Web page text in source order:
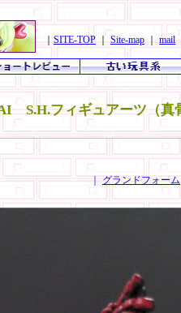
SITE-TOP Site-map mail
S.H.フィギュアーツ（真
｜グランドフォーム